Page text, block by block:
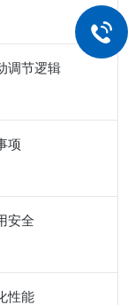
调节逻辑
项
安全
性能